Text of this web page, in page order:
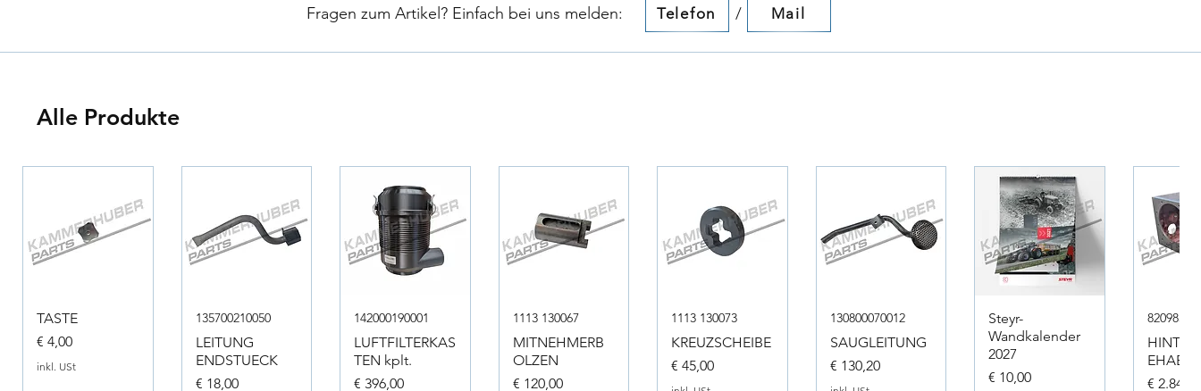
Fragen zum Artikel? Einfach bei uns melden:​​ Telefon / Mail
Alle Produkte
TASTE
Preis
€ 4,00
inkl. USt
135700210050
LEITUNG
ENDSTUECK
Preis
€ 18,00
142000190001
LUFTFILTERKAS
TEN kplt.
Preis
€ 396,00
1113 130067
MITNEHMERB
OLZEN
Preis
€ 120,00
1113 130073
KREUZSCHEIBE
Preis
€ 45,00
130800070012
SAUGLEITUNG
Preis
€ 130,20
Steyr-
Wandkalender
2027
Preis
€ 10,00
Preis
€